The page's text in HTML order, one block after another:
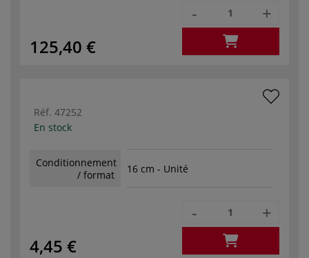
125,40 €
- +
Réf. 47252
En stock
Conditionnement
/ format
16 cm - Unité
4,45 €
- +